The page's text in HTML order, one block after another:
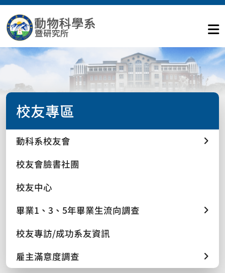
校友專區
動科系校友會
校友會臉書社團
校友中心
畢業1、3、5年畢業生流向調查
校友專訪/成功系友資訊
雇主滿意度調查